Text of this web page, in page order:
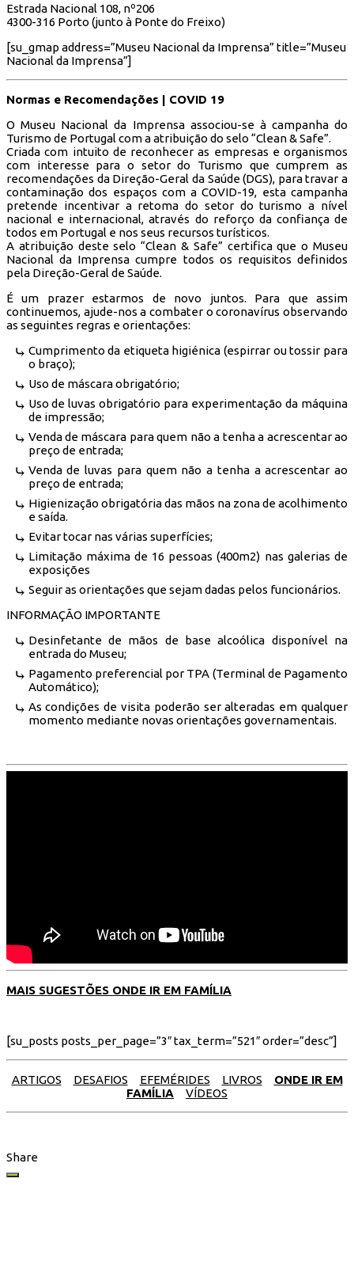
Estrada Nacional 108, nº206
4300-316 Porto (junto à Ponte do Freixo)
[su_gmap address=”Museu Nacional da Imprensa” title=”Museu
Nacional da Imprensa”]
Normas e Recomendações | COVID 19
O Museu Nacional da Imprensa associou-se à campanha do
Turismo de Portugal com a atribuição do selo “Clean & Safe”.
Criada com intuito de reconhecer as empresas e organismos
com interesse para o setor do Turismo que cumprem as
recomendações da Direção-Geral da Saúde (DGS), para travar a
contaminação dos espaços com a COVID-19, esta campanha
pretende incentivar a retoma do setor do turismo a nível
nacional e internacional, através do reforço da confiança de
todos em Portugal e nos seus recursos turísticos.
A atribuição deste selo “Clean & Safe” certifica que o Museu
Nacional da Imprensa cumpre todos os requisitos definidos
pela Direção-Geral de Saúde.
É um prazer estarmos de novo juntos. Para que assim
continuemos, ajude-nos a combater o coronavírus observando
as seguintes regras e orientações:
Cumprimento da etiqueta higiénica (espirrar ou tossir para
o braço);
Uso de máscara obrigatório;
Uso de luvas obrigatório para experimentação da máquina
de impressão;
Venda de máscara para quem não a tenha a acrescentar ao
preço de entrada;
Venda de luvas para quem não a tenha a acrescentar ao
preço de entrada;
Higienização obrigatória das mãos na zona de acolhimento
e saída.
Evitar tocar nas várias superfícies;
Limitação máxima de 16 pessoas (400m2) nas galerias de
exposições
Seguir as orientações que sejam dadas pelos funcionários.
INFORMAÇÃO IMPORTANTE
Desinfetante de mãos de base alcoólica disponível na
entrada do Museu;
Pagamento preferencial por TPA (Terminal de Pagamento
Automático);
As condições de visita poderão ser alteradas em qualquer
momento mediante novas orientações governamentais.
MAIS SUGESTÕES ONDE IR EM FAMÍLIA
[su_posts posts_per_page=”3″ tax_term=”521″ order=”desc”]
ARTIGOS DESAFIOS EFEMÉRIDES LIVROS
ONDE IR EM
FAMÍLIA
VÍDEOS
Share